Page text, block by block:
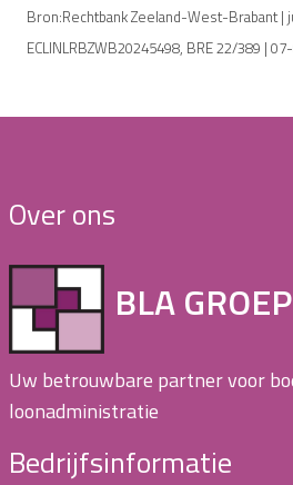
Bron:Rechtbank Zeeland-West-Brabant |
ECLINLRBZWB20245498, BRE 22/389 |
Over ons
BLA GROEP
Uw betrouwbare partner voor
loonadministratie
Bedrijfsinformatie